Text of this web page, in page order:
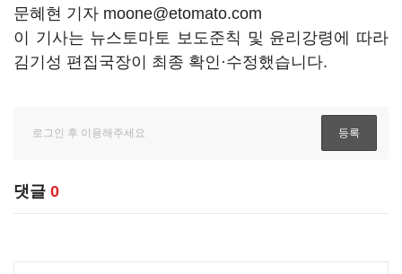
문혜현 기자 moone@etomato.com
이 기사는 뉴스토마토 보도준칙 및 윤리강령에 따라
김기성 편집국장이 최종 확인·수정했습니다.
댓글 0